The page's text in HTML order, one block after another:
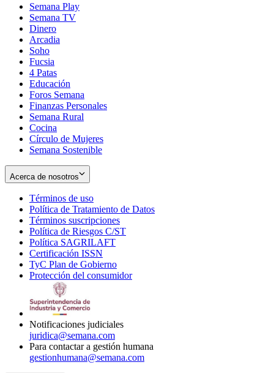
Semana Play
Semana TV
Dinero
Arcadia
Soho
in
new
window
Fucsia
in
new
window
4 Patas
Educación
Foros Semana
Finanzas Personales
Semana Rural
Cocina
Círculo de Mujeres
Semana Sostenible
Acerca de nosotros
Términos de uso
in
new
window
Política de Tratamiento de Datos
Términos suscripciones
in
Política de Riesgos C/ST
Política SAGRILAFT
new
window
Certificación ISSN
in
new
TyC Plan de Gobierno
in
Protección del consumidorOpens
Notificaciones judiciales
juridica@semana.com
Para contactar a gestión humana
gestionhumana@semana.com